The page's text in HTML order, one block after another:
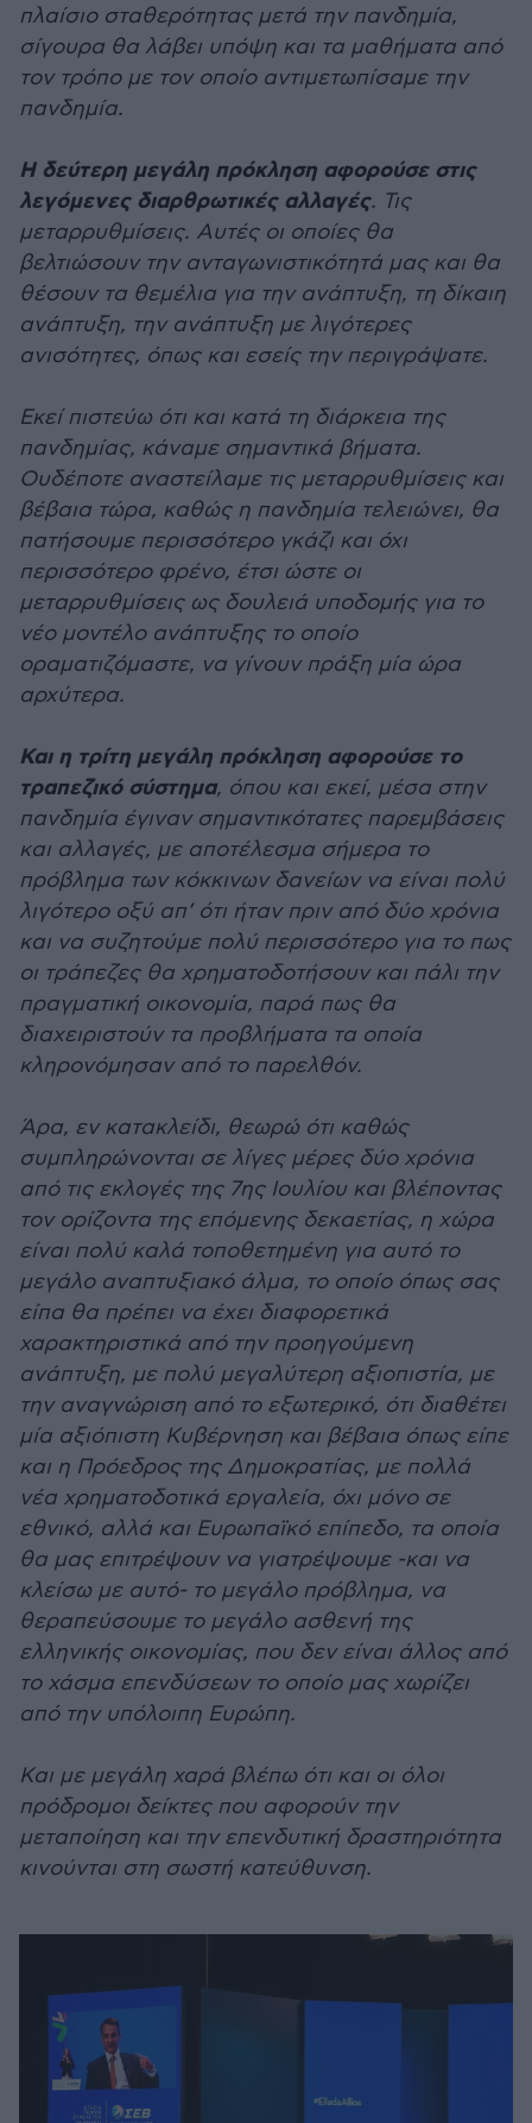
πλαίσιο σταθερότητας μετά την πανδημία,
σίγουρα θα λάβει υπόψη και τα μαθήματα από
τον τρόπο με τον οποίο αντιμετωπίσαμε την
πανδημία.
Η δεύτερη μεγάλη πρόκληση αφορούσε στις
λεγόμενες διαρθρωτικές αλλαγές. Τις
μεταρρυθμίσεις. Αυτές οι οποίες θα
βελτιώσουν την ανταγωνιστικότητά μας και θα
θέσουν τα θεμέλια για την ανάπτυξη, τη δίκαιη
ανάπτυξη, την ανάπτυξη με λιγότερες
ανισότητες, όπως και εσείς την περιγράψατε.
Εκεί πιστεύω ότι και κατά τη διάρκεια της
πανδημίας, κάναμε σημαντικά βήματα.
Ουδέποτε αναστείλαμε τις μεταρρυθμίσεις και
βέβαια τώρα, καθώς η πανδημία τελειώνει, θα
πατήσουμε περισσότερο γκάζι και όχι
περισσότερο φρένο, έτσι ώστε οι
μεταρρυθμίσεις ως δουλειά υποδομής για το
νέο μοντέλο ανάπτυξης το οποίο
οραματιζόμαστε, να γίνουν πράξη μία ώρα
αρχύτερα.
Και η τρίτη μεγάλη πρόκληση αφορούσε το
τραπεζικό σύστημα, όπου και εκεί, μέσα στην
πανδημία έγιναν σημαντικότατες παρεμβάσεις
και αλλαγές, με αποτέλεσμα σήμερα το
πρόβλημα των κόκκινων δανείων να είναι πολύ
λιγότερο οξύ απ’ ότι ήταν πριν από δύο χρόνια
και να συζητούμε πολύ περισσότερο για το πως
οι τράπεζες θα χρηματοδοτήσουν και πάλι την
πραγματική οικονομία, παρά πως θα
διαχειριστούν τα προβλήματα τα οποία
κληρονόμησαν από το παρελθόν.
Άρα, εν κατακλείδι, θεωρώ ότι καθώς
συμπληρώνονται σε λίγες μέρες δύο χρόνια
από τις εκλογές της 7ης Ιουλίου και βλέποντας
τον ορίζοντα της επόμενης δεκαετίας, η χώρα
είναι πολύ καλά τοποθετημένη για αυτό το
μεγάλο αναπτυξιακό άλμα, το οποίο όπως σας
είπα θα πρέπει να έχει διαφορετικά
χαρακτηριστικά από την προηγούμενη
ανάπτυξη, με πολύ μεγαλύτερη αξιοπιστία, με
την αναγνώριση από το εξωτερικό, ότι διαθέτει
μία αξιόπιστη Κυβέρνηση και βέβαια όπως είπε
και η Πρόεδρος της Δημοκρατίας, με πολλά
νέα χρηματοδοτικά εργαλεία, όχι μόνο σε
εθνικό, αλλά και Ευρωπαϊκό επίπεδο, τα οποία
θα μας επιτρέψουν να γιατρέψουμε -και να
κλείσω με αυτό- το μεγάλο πρόβλημα, να
θεραπεύσουμε το μεγάλο ασθενή της
ελληνικής οικονομίας, που δεν είναι άλλος από
το χάσμα επενδύσεων το οποίο μας χωρίζει
από την υπόλοιπη Ευρώπη.
Και με μεγάλη χαρά βλέπω ότι και οι όλοι
πρόδρομοι δείκτες που αφορούν την
μεταποίηση και την επενδυτική δραστηριότητα
κινούνται στη σωστή κατεύθυνση.